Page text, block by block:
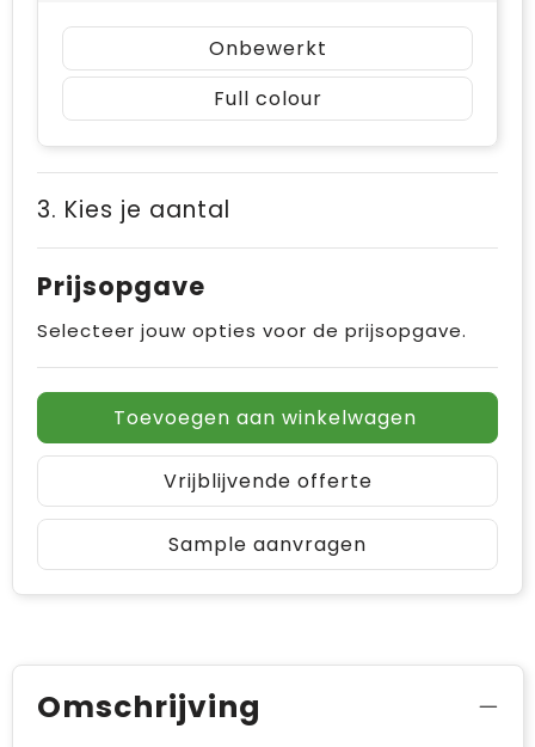
Onbewerkt
Full colour
3. Kies je aantal
Prijsopgave
Selecteer jouw opties voor de prijsopgave.
Toevoegen aan winkelwagen
Vrijblijvende offerte
Sample aanvragen
Omschrijving